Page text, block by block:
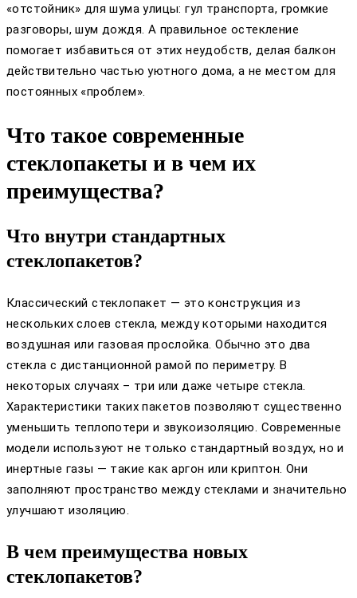
«отстойник» для шума улицы: гул транспорта, громкие
разговоры, шум дождя. А правильное остекление
помогает избавиться от этих неудобств, делая балкон
действительно частью уютного дома, а не местом для
постоянных «проблем».
Что такое современные
стеклопакеты и в чем их
преимущества?
Что внутри стандартных
стеклопакетов?
Классический стеклопакет — это конструкция из
нескольких слоев стекла, между которыми находится
воздушная или газовая прослойка. Обычно это два
стекла с дистанционной рамой по периметру. В
некоторых случаях – три или даже четыре стекла.
Характеристики таких пакетов позволяют существенно
уменьшить теплопотери и звукоизоляцию. Современные
модели используют не только стандартный воздух, но и
инертные газы — такие как аргон или криптон. Они
заполняют пространство между стеклами и значительно
улучшают изоляцию.
В чем преимущества новых
стеклопакетов?